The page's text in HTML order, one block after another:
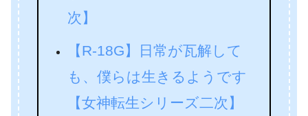
次】
【R-18G】日常が瓦解して
も、僕らは生きるようです
【女神転生シリーズ二次】